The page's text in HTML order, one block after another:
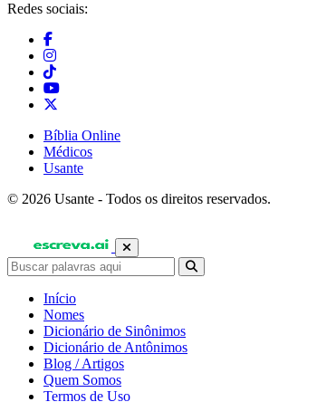
Redes sociais:
Bíblia Online
Médicos
Usante
© 2026 Usante - Todos os direitos reservados.
Início
Nomes
Dicionário de Sinônimos
Dicionário de Antônimos
Blog / Artigos
Quem Somos
Termos de Uso